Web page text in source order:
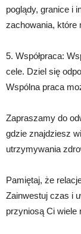
poglądy, granice i
zachowania, które
5. Współpraca:
cele. Dziel się
Wspólna praca
Zapraszamy do
gdzie znajdziesz
utrzymywania
Pamiętaj, że
Zainwestuj czas i
przyniosą Ci wiele